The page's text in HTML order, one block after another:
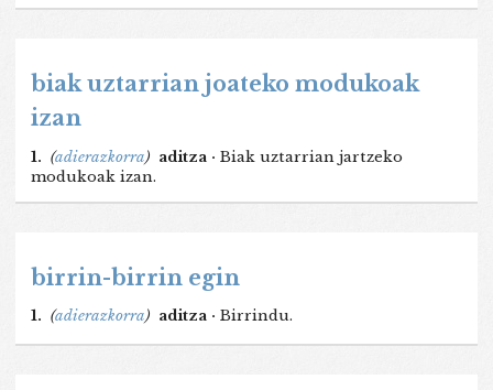
biak uztarrian joateko modukoak
izan
1. (adierazkorra) aditza · Biak uztarrian jartzeko
modukoak izan.
birrin-birrin egin
1. (adierazkorra) aditza · Birrindu.